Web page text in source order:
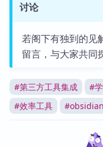
讨论
若阁下有独到的见
留言，与大家共同
#第三方工具集成 #
#效率工具 #